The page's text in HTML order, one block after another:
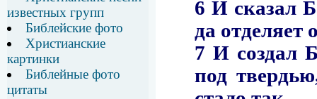
известных групп
Библейские фото
Христианские
картинки
Библейные фото
цитаты